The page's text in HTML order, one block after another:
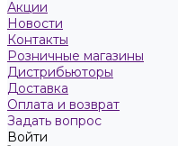
Акции
Новости
Контакты
Розничные магазины
Дистрибьюторы
Доставка
Оплата и возврат
Задать вопрос
Войти